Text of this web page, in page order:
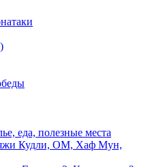
еда, полезные места
Кудли, ОМ, Хаф Мун,